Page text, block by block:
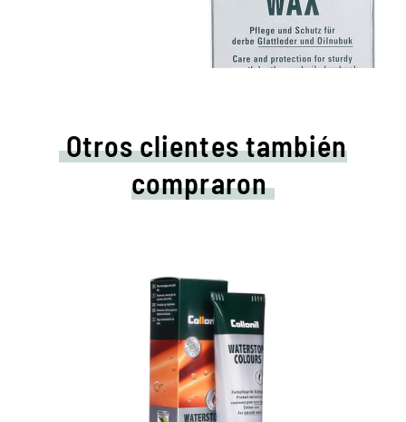
Otros clientes también
compraron
Cuidados de colores y
crema impermeabilizadora.
Mantiene todos los materiales lisos de